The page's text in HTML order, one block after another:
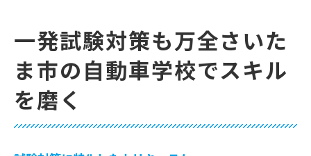
一発試験対策も万全さいた
ま市の自動車学校でスキル
を磨く